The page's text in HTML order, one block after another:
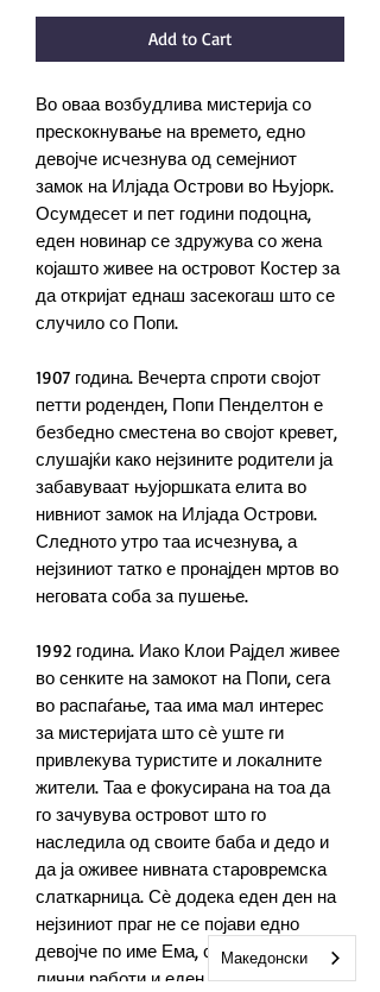
Add to Cart
Во оваа возбудлива мистерија со
прескокнување на времето, едно
девојче исчезнува од семејниот
замок на Илјада Острови во Њујорк.
Осумдесет и пет години подоцна,
еден новинар се здружува со жена
којашто живее на островот Костер за
да откријат еднаш засекогаш што се
случило со Попи.
1907 година. Вечерта спроти својот
петти роденден, Попи Пенделтон е
безбедно сместена во својот кревет,
слушајќи како нејзините родители ја
забавуваат њујоршката елита во
нивниот замок на Илјада Острови.
Следното утро таа исчезнува, а
нејзиниот татко е пронајден мртов во
неговата соба за пушење.
1992 година. Иако Клои Рајдел живее
во сенките на замокот на Попи, сега
во распаѓање, таа има мал интерес
за мистеријата што сѐ уште ги
привлекува туристите и локалните
жители. Таа е фокусирана на тоа да
го зачувува островот што го
наследила од своите баба и дедо и
да ја оживее нивната старовремска
слаткарница. Сѐ додека еден ден на
нејзиниот праг не се појави едно
девојче по име Ема, со неколку
лични работи и еден албум што ја
Македонски